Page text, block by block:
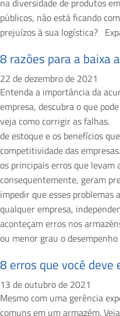
na diversidade de produtos
públicos, não está ficando
prejuízos à sua logística?
8 razões para a baixa
22 de dezembro de 2021
Entenda a importância da
empresa, descubra o que
veja como corrigir as falhas.
de estoque e os benefícios
competitividade das
os principais erros que levam
consequentemente, geram
impedir que esses
qualquer empresa,
aconteçam erros nos
ou menor grau o
8 erros que você
13 de outubro de 2021
Mesmo com uma gerência
comuns em um armazém.